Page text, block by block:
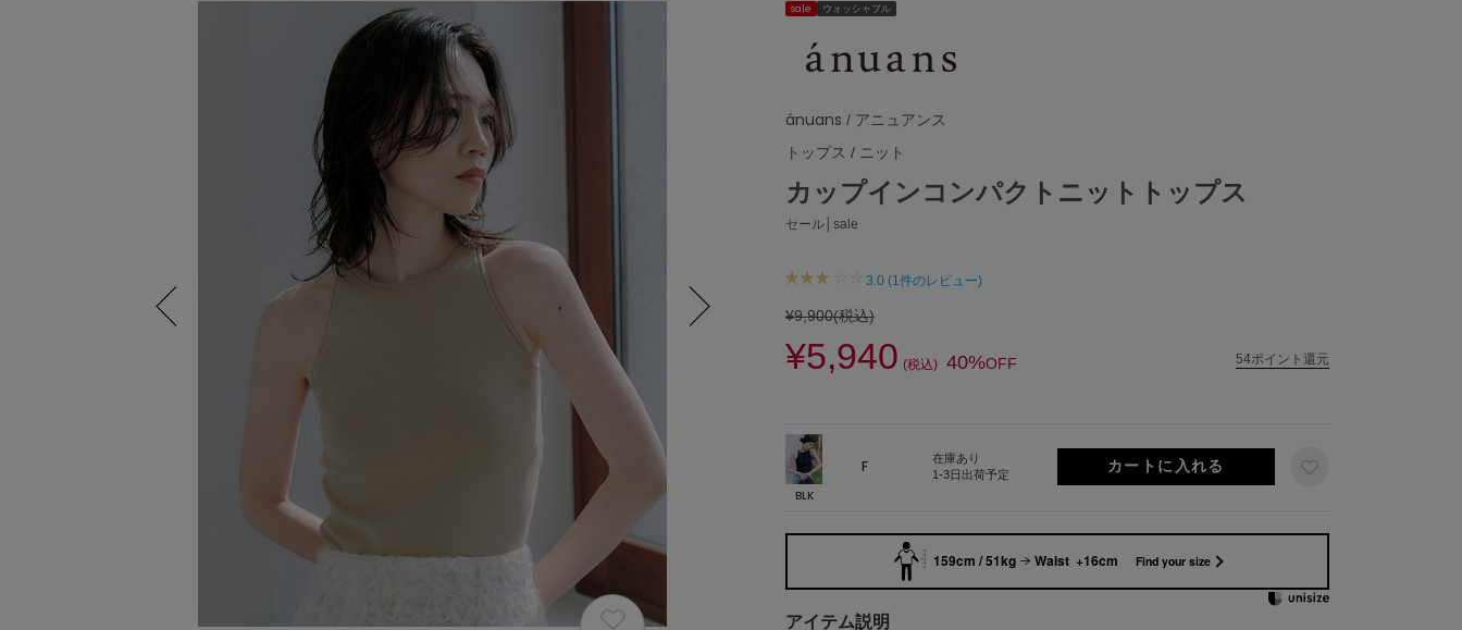
sale ウォッシャブル
ánuans / アニュアンス
トップス / ニット
カップインコンパクトニットトップス
セール│sale
3.0 (1件のレビュー)
¥9,900(税込)
¥5,940 (税込) 40%OFF 54ポイント還元
BLK
F
在庫あり
1-3日出荷予定
159cm / 51kg Waist +16cm Find your size
アイテム説明